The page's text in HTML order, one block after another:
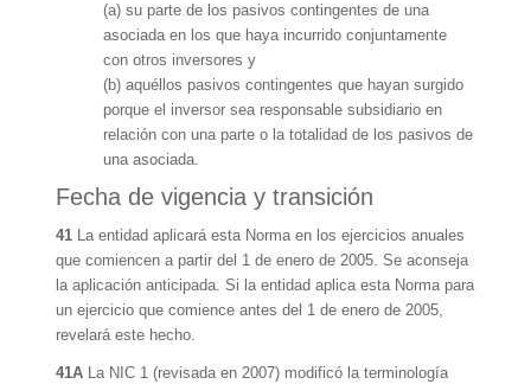
(a) su parte de los pasivos contingentes de una
asociada en los que haya incurrido conjuntamente
con otros inversores y
(b) aquéllos pasivos contingentes que hayan surgido
porque el inversor sea responsable subsidiario en
relación con una parte o la totalidad de los pasivos de
una asociada.
Fecha de vigencia y transición
41 La entidad aplicará esta Norma en los ejercicios anuales
que comiencen a partir del 1 de enero de 2005. Se aconseja
la aplicación anticipada. Si la entidad aplica esta Norma para
un ejercicio que comience antes del 1 de enero de 2005,
revelará este hecho.
41A La NIC 1 (revisada en 2007) modificó la terminología